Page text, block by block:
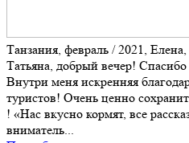
Танзания, февраль / 2021,
Татьяна, добрый вечер!
Внутри меня искренняя
туристов! Очень ценно
! «Нас вкусно кормят, все
вниматель...